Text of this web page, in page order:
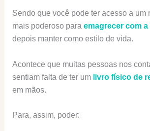
Sendo que você pode ter acesso a um
mais poderoso para emagrecer com
depois manter como estilo de vida.
Acontece que muitas pessoas nos
sentiam falta de ter um livro físico de
em mãos.
Para, assim, poder: